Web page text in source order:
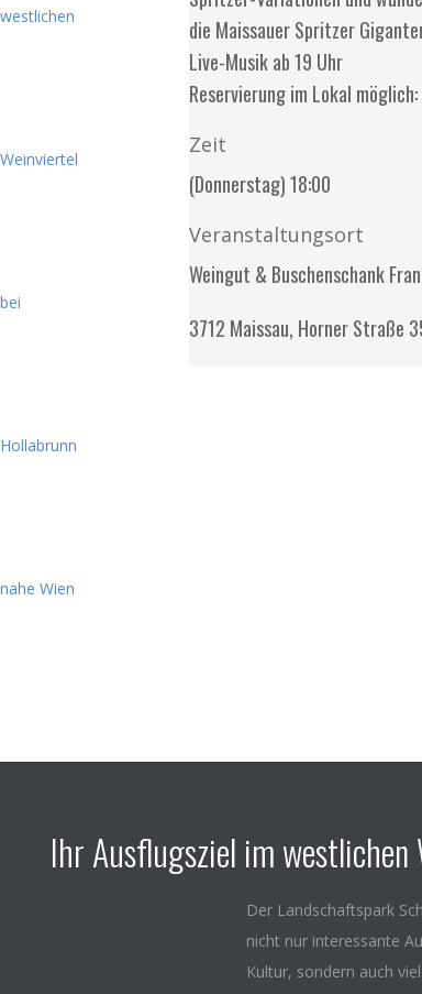
die Maissauer Spritzer
Live-Musik ab 19 Uhr
Reservierung im Lokal
Zeit
(Donnerstag) 18:00
Veranstaltungsort
Weingut & Buschenschank
3712 Maissau, Horner Straße
Ihr Ausflugsziel im westlichen
Der Landschaftspark
nicht nur interessante
Kultur, sondern auch